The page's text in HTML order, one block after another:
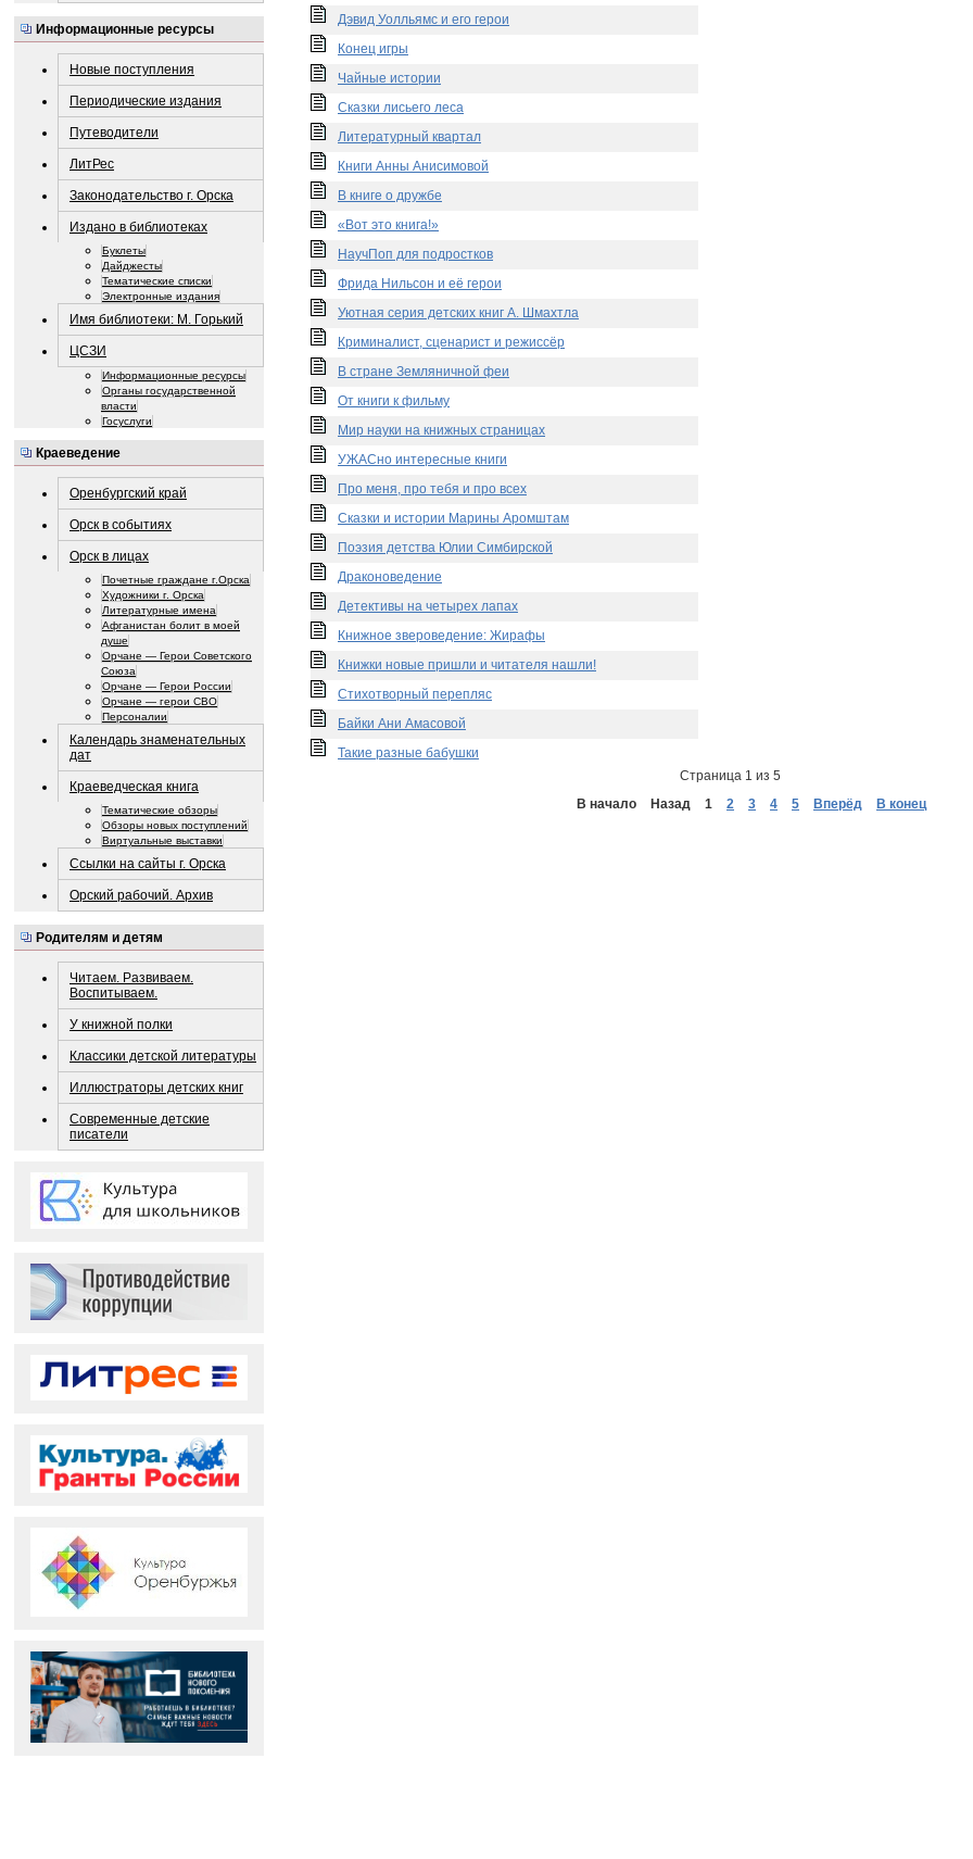
Информационные ресурсы
Новые поступления
Периодические издания
Путеводители
ЛитРес
Законодательство г. Орска
Издано в библиотеках
Буклеты
Дайджесты
Тематические списки
Электронные издания
Имя библиотеки: М. Горький
ЦСЗИ
Информационные ресурсы
Органы государственной
власти
Госуслуги
Краеведение
Оренбургский край
Орск в событиях
Орск в лицах
Почетные граждане г.Орска
Художники г. Орска
Литературные имена
Афганистан болит в моей
душе
Орчане — Герои Советского
Союза
Орчане — Герои России
Орчане — герои СВО
Персоналии
Календарь знаменательных
дат
Краеведческая книга
Тематические обзоры
Обзоры новых поступлений
Виртуальные выставки
Ссылки на сайты г. Орска
Орский рабочий. Архив
Родителям и детям
Читаем. Развиваем.
Воспитываем.
У книжной полки
Классики детской литературы
Иллюстраторы детских книг
Современные детские
писатели
Дэвид Уолльямс и его герои
Конец игры
Чайные истории
Сказки лисьего леса
Литературный квартал
Книги Анны Анисимовой
В книге о дружбе
«Вот это книга!»
НаучПоп для подростков
Фрида Нильсон и её герои
Уютная серия детских книг А. Шмахтла
Криминалист, сценарист и режиссёр
В стране Земляничной феи
От книги к фильму
Мир науки на книжных страницах
УЖАСно интересные книги
Про меня, про тебя и про всех
Сказки и истории Марины Аромштам
Поэзия детства Юлии Симбирской
Драконоведение
Детективы на четырех лапах
Книжное звероведение: Жирафы
Книжки новые пришли и читателя нашли!
Стихотворный перепляс
Байки Ани Амасовой
Такие разные бабушки
Страница 1 из 5
В начало
Назад 1 2 3 4 5 Вперёд В конец